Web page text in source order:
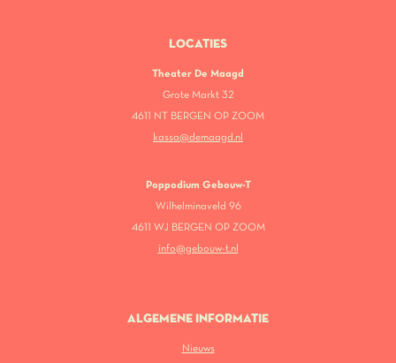
LOCATIES
Theater De Maagd
Grote Markt 32
4611 NT BERGEN OP ZOOM
kassa@demaagd.nl
Poppodium Gebouw-T
Wilhelminaveld 96
4611 WJ BERGEN OP ZOOM
info@gebouw-t.nl
ALGEMENE INFORMATIE
Nieuws